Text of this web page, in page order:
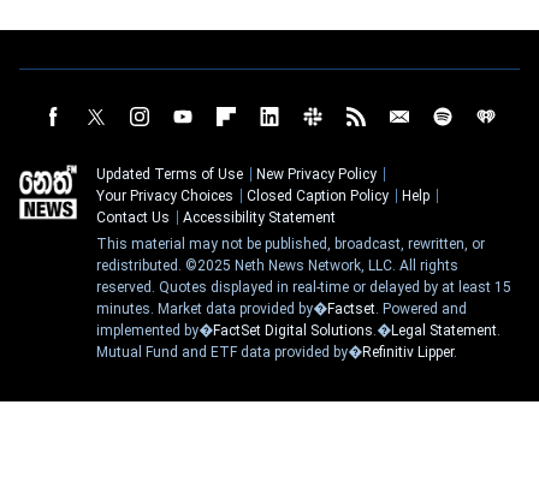
Updated Terms of Use
New Privacy Policy
Your Privacy Choices
Closed Caption Policy
Help
Contact Us
Accessibility Statement
This material may not be published, broadcast, rewritten, or
redistributed. ©2025 Neth News Network, LLC. All rights
reserved. Quotes displayed in real-time or delayed by at least 15
minutes. Market data provided by�Factset. Powered and
implemented by�FactSet Digital Solutions.�Legal Statement.
Mutual Fund and ETF data provided by�Refinitiv Lipper.